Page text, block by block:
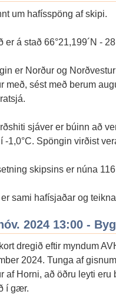
um hafísspöng af skipi.
er á stað 66°21,199´N -
er Norður og
með, sést með berum
sjáver er búinn að
-1,0°C. Spöngin virðist
skipsins er núna
sami hafísjaðar og
2024 13:00 -
dregið eftir myndum
2024. Tunga af
af Horni, að öðru leyti
í gær.